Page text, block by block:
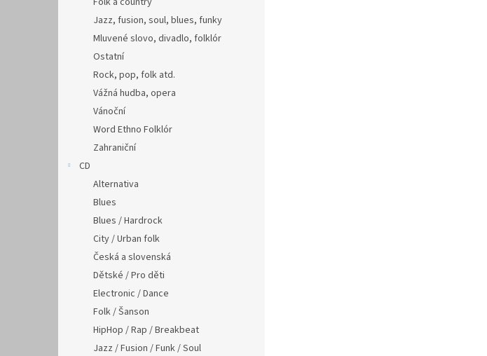
Jazz, fusion, soul, blues, funky
Mluvené slovo, divadlo, folklór
Ostatní
Rock, pop, folk atd.
Vážná hudba, opera
Vánoční
Word Ethno Folklór
Zahraniční
CD
Alternativa
Blues
Blues / Hardrock
City / Urban folk
Česká a slovenská
Dětské / Pro děti
Electronic / Dance
Folk / Šanson
HipHop / Rap / Breakbeat
Jazz / Fusion / Funk / Soul